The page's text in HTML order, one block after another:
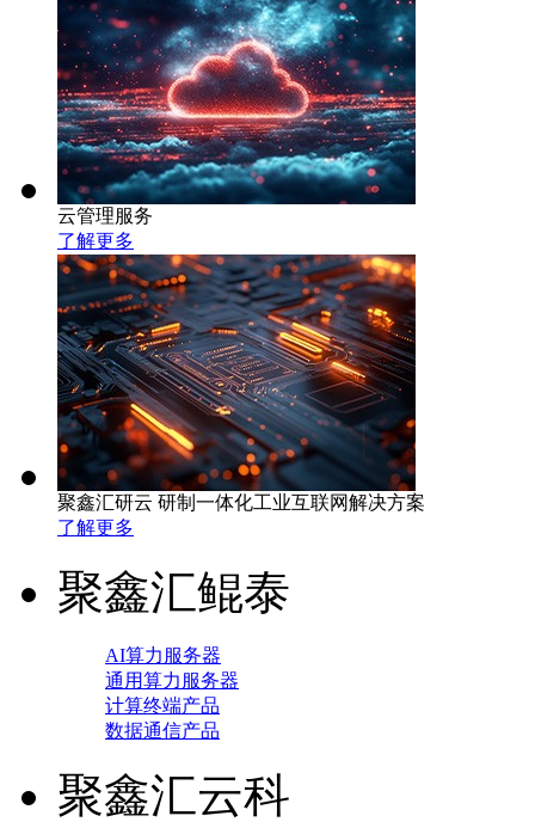
云管理服务
了解更多
聚鑫汇研云 研制一体化工业互联网解决方案
了解更多
聚鑫汇鲲泰
AI算力服务器
通用算力服务器
计算终端产品
数据通信产品
聚鑫汇云科